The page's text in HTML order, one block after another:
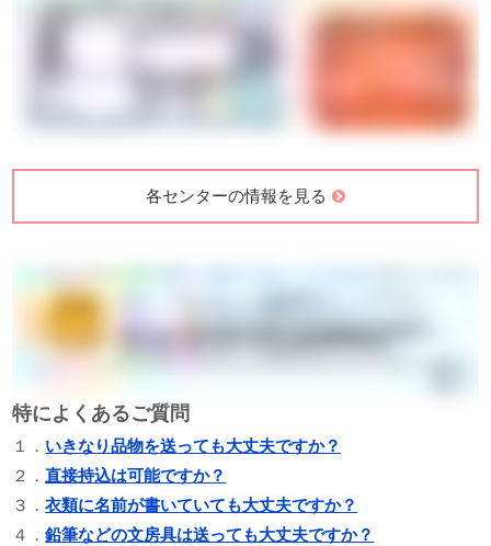
各センターの情報を見る
特によくあるご質問
１． いきなり品物を送っても大丈夫ですか？
２．直接持込は可能ですか？
３．衣類に名前が書いていても大丈夫ですか？
４．鉛筆などの文房具は送っても大丈夫ですか？